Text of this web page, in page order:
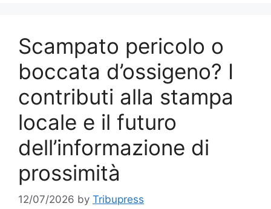
Scampato pericolo o
boccata d’ossigeno? I
contributi alla stampa
locale e il futuro
dell’informazione di
prossimità
12/07/2026 by Tribupress